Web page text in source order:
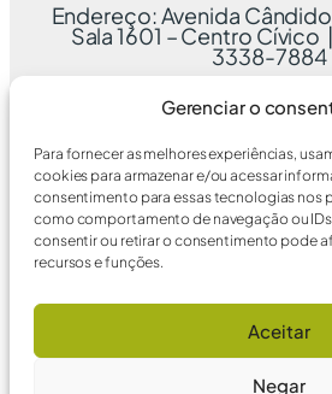
Gerenciar o
Para fornecer as melhores experiências,
cookies para armazenar e/ou acessar
consentimento para essas tecnologias nos
como comportamento de navegação ou
consentir ou retirar o consentimento pode
recursos e funções.
Aceitar
Negar
Endereço: Avenida
Sala 1601 – Centro Cívico
3338-7884